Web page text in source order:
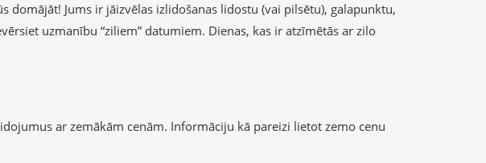
domājāt! Jums ir jāizvēlas izlidošanas lidostu (vai pilsētu), galapunktu,
uzmanību “ziliem” datumiem. Dienas, kas ir atzīmētās ar zilo
ar zemākām cenām. Informāciju kā pareizi lietot zemo cenu